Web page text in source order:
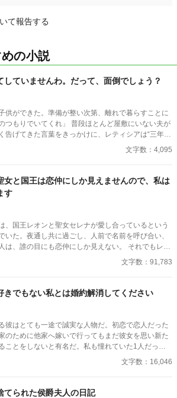
て報告する
の小説
していませんわ。だって、面倒でしょう？
供ができた。準備が整い次第、離れで暮らすことに
てくれ」 普段ほとんど屋敷にいない夫が
告げてきた言葉をきっかけに、レティシアは“三年
ことにした。 赤の他人を屋敷に迎えるこ
要なものに感情を砕く理由などない。 「だって、
まいましょう。
文字数：4,095
女と国王は恋仲にしか見えませんので、私は
す
、国王レオンと聖女セレナが愛し合っているという
いた。夜通し共に過ごし、人前で名前を呼び合い、
誰の目にも恋仲にしか見えない。 それでもレオ
るために必要なことだ」と妻の痛みに気づかず、セ
席へ座り、妻のように振る舞い続ける。ついに礼拝
わ」そして結婚指輪をレオンへ投げつけ、「私は、
やめます」と宣言する。だが王妃が去った直後、妻
りで振る舞う聖女へ、王宮中の視線は冷たく変わっ
文字数：91,783
きでもない私とは婚約解消してください
彼はとても一途で誠実な人物だ。初恋で恋人だった
のために他家へ嫁いで行ってもまだ彼女を思い新た
ことをしないと有名だ。私も憧れていた1人だっ
との婚約が成立した。それは彼の行動で私が傷を負
傷は残らないのに責任感からの婚約ではあるが、彼
月、接点のほとんどない2人だが少しずつ距離も縮ま
文字数：16,046
てられた侯爵夫人の日記